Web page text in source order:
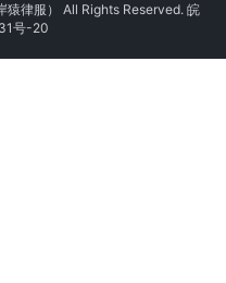
律服） All Rights Reserved. 皖
号-20